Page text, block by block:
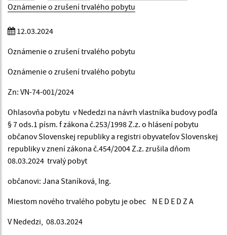
Oznámenie o zrušení trvalého pobytu
12.03.2024
Oznámenie o zrušení trvalého pobytu
Oznámenie o zrušení trvalého pobytu
Zn: VN-74-001/2024
Ohlasovňa pobytu v Nededzi na návrh vlastníka budovy podľa
§ 7 ods.1 písm. f zákona č.253/1998 Z.z. o hlásení pobytu
občanov Slovenskej republiky a registri obyvateľov Slovenskej
republiky v znení zákona č.454/2004 Z.z. zrušila dňom
08.03.2024 trvalý pobyt
občanovi: Jana Staníková, Ing.
Miestom nového trvalého pobytu je obec N E D E D Z A
V Nededzi, 08.03.2024